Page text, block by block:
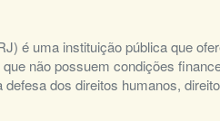
é uma instituição pública que
não possuem condições
dos direitos humanos,